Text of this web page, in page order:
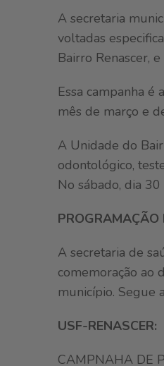
A secretaria
voltadas
Bairro Renascer,
Essa campanha
mês de março e
A Unidade do
odontológico,
No sábado, dia
PROGRAMAÇÃO
A secretaria de
comemoração ao
município. Segue
USF-RENASCER:
CAMPNAHA DE